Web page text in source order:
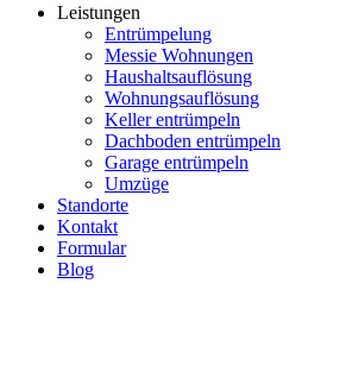
Leistungen
Entrümpelung
Messie Wohnungen
Haushaltsauflösung
Wohnungsauflösung
Keller entrümpeln
Dachboden entrümpeln
Garage entrümpeln
Umzüge
Standorte
Kontakt
Formular
Blog